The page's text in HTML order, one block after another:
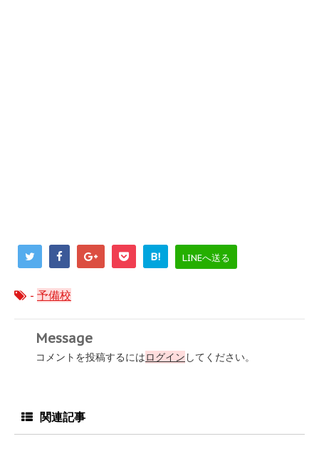
B! LINEへ送る
- 予備校
Message
コメントを投稿するにはログイン してください。
関連記事